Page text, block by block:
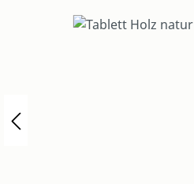
Bildergalerie überspringen